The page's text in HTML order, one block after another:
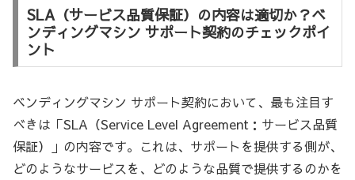
SLA（サービス品質保証）の内容は適切か？ベ
ンディングマシン サポート契約のチェックポイ
ント
ベンディングマシン サポート契約において、最も注目す
べきは「SLA（Service Level Agreement：サービス品質
保証）」の内容です。これは、サポートを提供する側が、
どのようなサービスを、どのような品質で提供するのかを